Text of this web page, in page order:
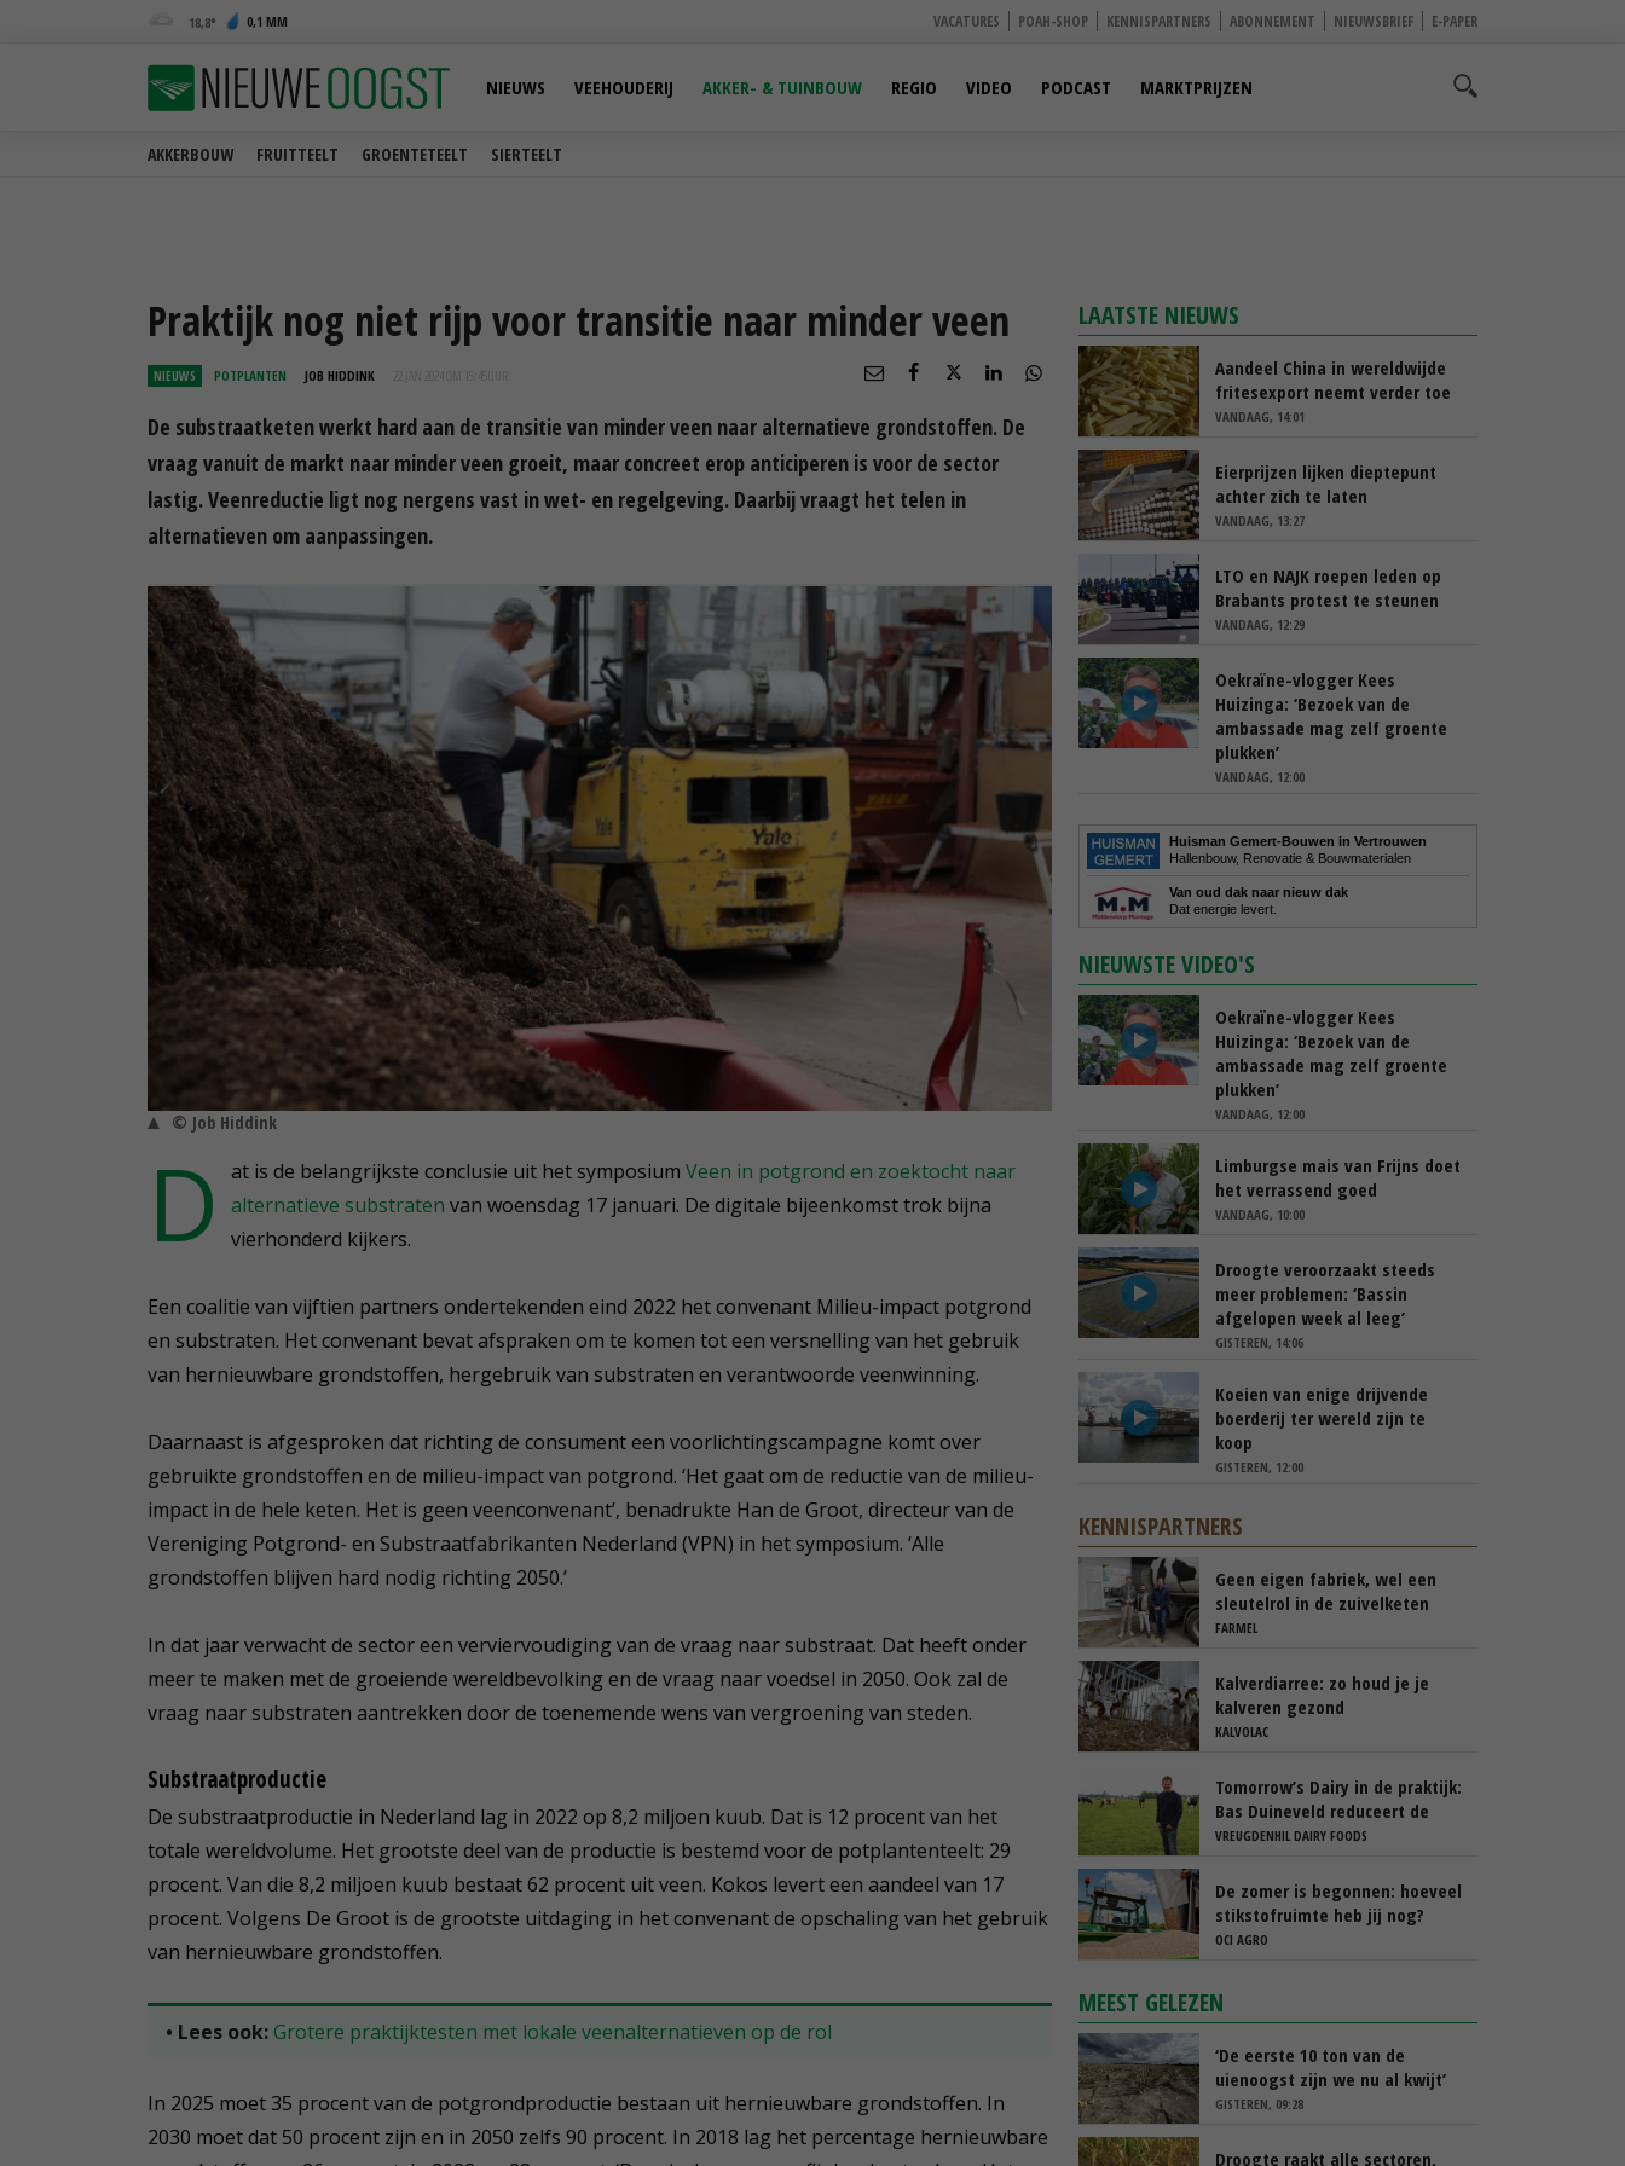
18,8 0,1 MM VACATURES POAH-SHOP KENNISPARTNERS ABONNEMENT NIEUWSBRIEF E-PAPER
AKKERBOUW FRUITTEELT GROENTETEELT SIERTEELT
NIEUWS VEEHOUDERIJ AKKER- & TUINBOUW REGIO VIDEO PODCAST MARKTPRIJZEN
Praktijk nog niet rijp voor transitie naar minder veen
NIEUWS POTPLANTEN JOB HIDDINK 22 JAN 2024 OM 15:45
De substraatketen werkt hard aan de transitie van minder veen naar alternatieve grondstoffen. De
vraag vanuit de markt naar minder veen groeit, maar concreet erop anticiperen is voor de sector
lastig. Veenreductie ligt nog nergens vast in wet- en regelgeving. Daarbij vraagt het telen in
alternatieven om aanpassingen.
© Job Hiddink
D at is de belangrijkste conclusie uit het symposium Veen in potgrond en zoektocht naar
alternatieve substraten van woensdag 17 januari. De digitale bijeenkomst trok bijna
vierhonderd kijkers.
Een coalitie van vijftien partners ondertekenden eind 2022 het convenant Milieu-impact potgrond
en substraten. Het convenant bevat afspraken om te komen tot een versnelling van het gebruik
van hernieuwbare grondstoffen, hergebruik van substraten en verantwoorde veenwinning.
Daarnaast is afgesproken dat richting de consument een voorlichtingscampagne komt over
gebruikte grondstoffen en de milieu-impact van potgrond. ‘Het gaat om de reductie van de milieu-
impact in de hele keten. Het is geen veenconvenant’, benadrukte Han de Groot, directeur van de
Vereniging Potgrond- en Substraatfabrikanten Nederland (VPN) in het symposium. ‘Alle
grondstoffen blijven hard nodig richting 2050.’
In dat jaar verwacht de sector een verviervoudiging van de vraag naar substraat. Dat heeft onder
meer te maken met de groeiende wereldbevolking en de vraag naar voedsel in 2050. Ook zal de
vraag naar substraten aantrekken door de toenemende wens van vergroening van steden.
Substraatproductie
De substraatproductie in Nederland lag in 2022 op 8,2 miljoen kuub. Dat is 12 procent van het
totale wereldvolume. Het grootste deel van de productie is bestemd voor de potplantenteelt: 29
procent. Van die 8,2 miljoen kuub bestaat 62 procent uit veen. Kokos levert een aandeel van 17
procent. Volgens De Groot is de grootste uitdaging in het convenant de opschaling van het gebruik
van hernieuwbare grondstoffen.
• Lees ook: Grotere praktijktesten met lokale veenalternatieven op de rol
In 2025 moet 35 procent van de potgrondproductie bestaan uit hernieuwbare grondstoffen. In
2030 moet dat 50 procent zijn en in 2050 zelfs 90 procent. In 2018 lag het percentage hernieuwbare
LAATSTE NIEUWS
Aandeel China in wereldwijde
fritesexport neemt verder toe
VANDAAG, 14:01
Eierprijzen lijken dieptepunt
achter zich te laten
VANDAAG, 13:27
LTO en NAJK roepen leden op
Brabants protest te steunen
VANDAAG, 12:29
Oekraïne-vlogger Kees
Huizinga: ‘Bezoek van de
ambassade mag zelf groente
plukken’
VANDAAG, 12:00
Huisman Gemert-Bouwen in Vertrouwen
Hallenbouw, Renovatie & Bouwmaterialen
Van oud dak naar nieuw dak
Dat energie levert.
NIEUWSTE VIDEO'S
Oekraïne-vlogger Kees
Huizinga: ‘Bezoek van de
ambassade mag zelf groente
plukken’
VANDAAG, 12:00
Limburgse mais van Frijns doet
het verrassend goed
VANDAAG, 10:00
Droogte veroorzaakt steeds
meer problemen: ‘Bassin
afgelopen week al leeg’
GISTEREN, 14:06
Koeien van enige drijvende
boerderij ter wereld zijn te
koop
GISTEREN, 12:00
KENNISPARTNERS
Geen eigen fabriek, wel een
sleutelrol in de zuivelketen
FARMEL
Kalverdiarree: zo houd je je
kalveren gezond
KALVOLAC
Tomorrow’s Dairy in de praktijk:
Bas Duineveld reduceert de
footprint van melk stap voor
VREUGDENHIL DAIRY FOODS
De zomer is begonnen: hoeveel
stikstofruimte heb jij nog?
OCI AGRO
MEEST GELEZEN
‘De eerste 10 ton van de
uienoogst zijn we nu al kwijt’
GISTEREN, 09:28
Droogte raakt alle sectoren,